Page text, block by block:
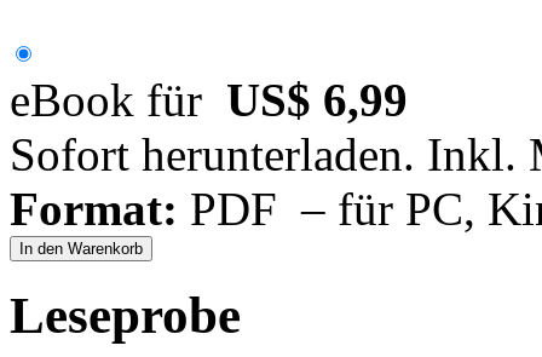
eBook für US$ 6,99
Sofort herunterladen. Inkl.
Format: PDF – für PC,
In den Warenkorb
Leseprobe